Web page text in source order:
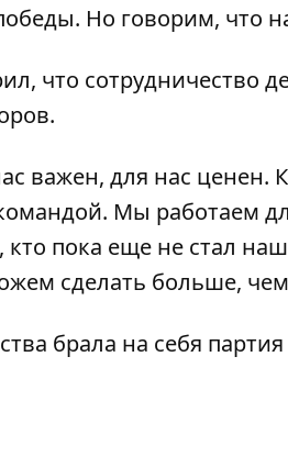
Но говорим, что
что сотрудничество
важен, для нас ценен.
Мы работаем
кто пока еще не стал
сделать больше,
брала на себя